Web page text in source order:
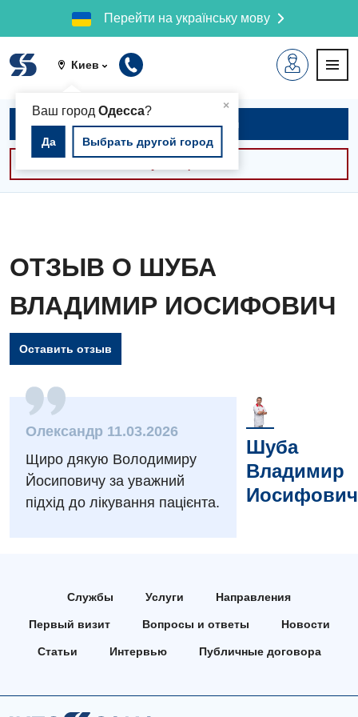
Перейти на українську мову
Киев
×
Ваш город Одесса?
Да Выбрать другой город
Мероприятия БПР
Интернатура
Энциклопедия
Программа лояльности
Диагностика
Диагностическое отделение
Инструментальная диагностика
Рентгенография
Для взрослых
Акушерство и гинекология
Андрология
Записаться на приём
ОТЗЫВ О ШУБА
ВЛАДИМИР ИОСИФОВИЧ
Оставить отзыв
Олександр 11.03.2026
Щиро дякую Володимиру
Йосиповичу за уважний
підхід до лікування пацієнта.
Шуба
Владимир
Иосифович
Службы Услуги Направления
Первый визит Вопросы и ответы Новости
Статьи Интервью Публичные договора